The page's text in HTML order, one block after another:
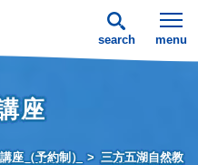
search menu
座
座（予約制）
三方五湖自然教